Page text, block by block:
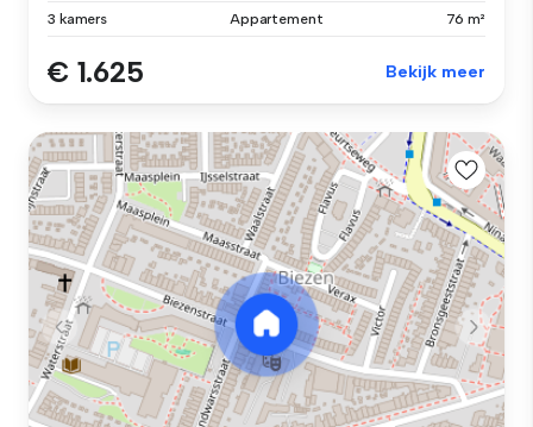
3 kamers Appartement 76 m²
€ 1.625 Bekijk meer